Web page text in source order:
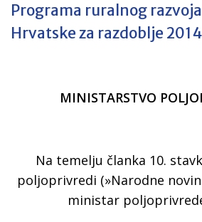
Programa ruralnog
Hrvatske za razdoblje
MINISTARSTVO
Na temelju članka 10.
poljoprivredi (»Narodne
ministar